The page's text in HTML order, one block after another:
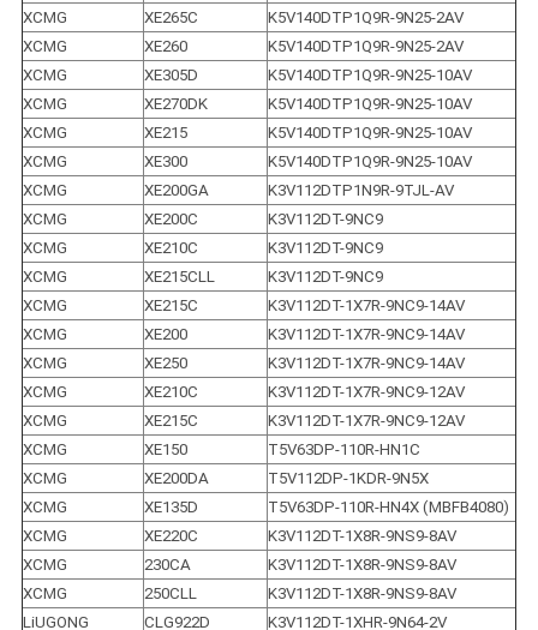
XCMG
XE265C
K5V140DTP1Q9R-9N25-2AV
XCMG
XE260
K5V140DTP1Q9R-9N25-2AV
XCMG
XE305D
K5V140DTP1Q9R-9N25-10AV
XCMG
XE270DK
K5V140DTP1Q9R-9N25-10AV
XCMG
XE215
K5V140DTP1Q9R-9N25-10AV
XCMG
XE300
K5V140DTP1Q9R-9N25-10AV
XCMG
XE200GA
K3V112DTP1N9R-9TJL-AV
XCMG
XE200C
K3V112DT-9NC9
XCMG
XE210C
K3V112DT-9NC9
XCMG
XE215CLL
K3V112DT-9NC9
XCMG
XE215C
K3V112DT-1X7R-9NC9-14AV
XCMG
XE200
K3V112DT-1X7R-9NC9-14AV
XCMG
XE250
K3V112DT-1X7R-9NC9-14AV
XCMG
XE210C
K3V112DT-1X7R-9NC9-12AV
XCMG
XE215C
K3V112DT-1X7R-9NC9-12AV
XCMG
XE150
T5V63DP-110R-HN1C
XCMG
XE200DA
T5V112DP-1KDR-9N5X
XCMG
XE135D
T5V63DP-110R-HN4X (MBFB4080)
XCMG
XE220C
K3V112DT-1X8R-9NS9-8AV
XCMG
230CA
K3V112DT-1X8R-9NS9-8AV
XCMG
250CLL
K3V112DT-1X8R-9NS9-8AV
LiUGONG
CLG922D K3V112DT-1XHR-9N64-2V